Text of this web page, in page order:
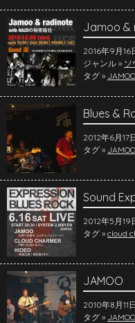
Jamoo &
2016年9月16
ジャンル » ソ
タグ » JAMOO
Blues &
2012年6月17
タグ » JAMOO
Sound
2012年5月19
タグ » cloud
JAMOO
2010年8月11
タグ » JAMOO